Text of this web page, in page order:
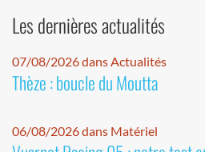
Les dernières actualités
07/08/2026 dans Actualités
Thèze : boucle du Moutta
06/08/2026 dans Matériel